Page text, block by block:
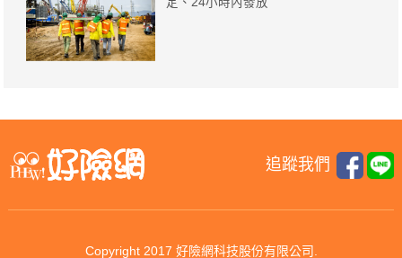
追蹤我們
Copyright 2017 好險網科技股份有限公司.